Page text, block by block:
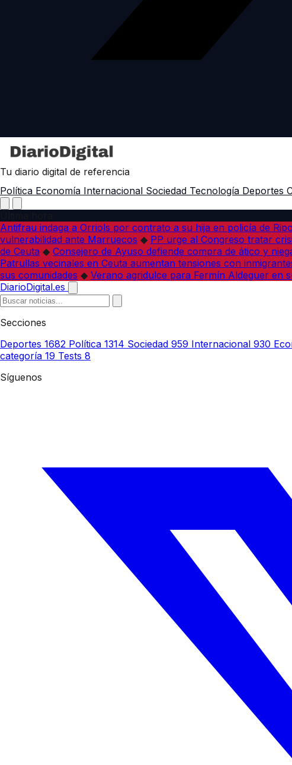
Tu diario digital de referencia
Política Economía Internacional Sociedad Tecnología Deportes
Antifrau indaga a Orriols por contrato a su hija en policía de
vulnerabilidad ante Marruecos ◆ PP urge al Congreso tratar
de Ceuta ◆ Consejero de Ayuso defiende compra de ático y
Patrullas vecinales en Ceuta aumentan tensiones con
sus comunidades ◆ Verano agridulce para Fermín Aldeguer en
DiarioDigital.es
Secciones
Deportes 1682 Política 1314 Sociedad 959 Internacional 930
categoría 19 Tests 8
Síguenos